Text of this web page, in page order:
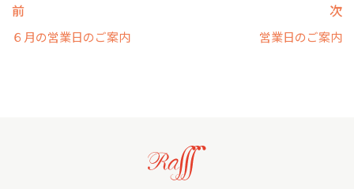
前
６月の営業日のご案内
次
営業日のご案内